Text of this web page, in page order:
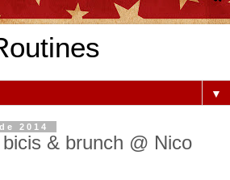
▼
2014
& brunch @ Nico